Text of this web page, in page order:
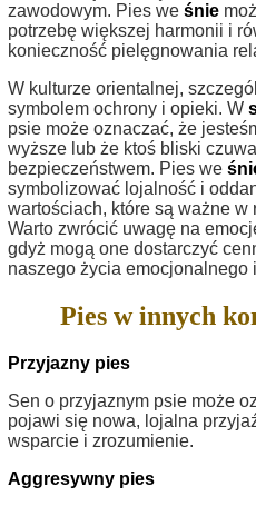
zawodowym. Pies we śnie
potrzebę większej harmonii i
konieczność pielęgnowania
W kulturze orientalnej,
symbolem ochrony i opieki. W
psie może oznaczać, że
wyższe lub że ktoś bliski
bezpieczeństwem. Pies we
symbolizować lojalność i
wartościach, które są ważne
Warto zwrócić uwagę na
gdyż mogą one dostarczyć
naszego życia emocjonalnego
Pies w innych
Przyjazny pies
Sen o przyjaznym psie może
pojawi się nowa, lojalna
wsparcie i zrozumienie.
Aggresywny pies